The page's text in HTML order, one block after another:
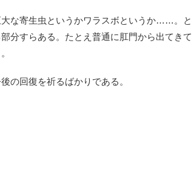
大な寄生虫というかワラスボというか……。と
分すらある。たとえ普通に肛門から出てきて
の回復を祈るばかりである。